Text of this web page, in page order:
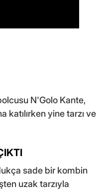
N'Golo Kante,
katılırken yine tarzı ve
sade bir kombin
uzak tarzıyla